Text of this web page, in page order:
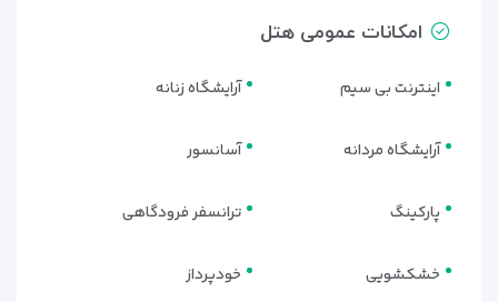
امکانات عمومی هتل
اینترنت بی سیم آرایشگاه زنانه
آرایشگاه مردانه آسانسور
پارکینگ ترانسفر فرودگاهی
خشکشویی خودپرداز